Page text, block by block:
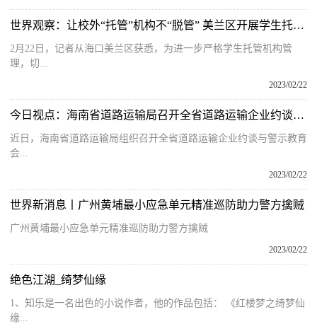
世界观察：让校外“托管”机构不“脱管” 美兰区开展学生托管机构专项整治行动
2月22日，记者从海口美兰区获悉，为进一步严格学生托管机构管
理，切...
2023/02/22
今日视点：海南省道路运输局召开全省道路运输企业约谈与警示教育会
近日，海南省道路运输局组织召开全省道路运输企业约谈与警示教育
会...
2023/02/22
世界新消息丨广州黄埔最小应急单元精准巡防助力警方擒贼
广州黄埔最小应急单元精准巡防助力警方擒贼
2023/02/22
绝色江湖_绮梦仙缘
1、知乐是一名出色的小说作者，他的作品包括： 《红楼梦之绮梦仙
缘...